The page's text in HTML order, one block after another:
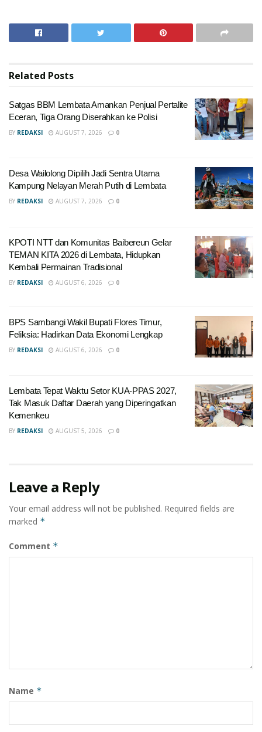
Related Posts
Satgas BBM Lembata Amankan Penjual Pertalite
Eceran, Tiga Orang Diserahkan ke Polisi
BY REDAKSI AUGUST 7, 2026 0
Desa Wailolong Dipilih Jadi Sentra Utama
Kampung Nelayan Merah Putih di Lembata
BY REDAKSI AUGUST 7, 2026 0
KPOTI NTT dan Komunitas Baibereun Gelar
TEMAN KITA 2026 di Lembata, Hidupkan
Kembali Permainan Tradisional
BY REDAKSI AUGUST 6, 2026 0
BPS Sambangi Wakil Bupati Flores Timur,
Feliksia: Hadirkan Data Ekonomi Lengkap
BY REDAKSI AUGUST 6, 2026 0
Lembata Tepat Waktu Setor KUA-PPAS 2027,
Tak Masuk Daftar Daerah yang Diperingatkan
Kemenkeu
BY REDAKSI AUGUST 5, 2026 0
Leave a Reply
Your email address will not be published. Required fields are
marked *
Comment *
Name *